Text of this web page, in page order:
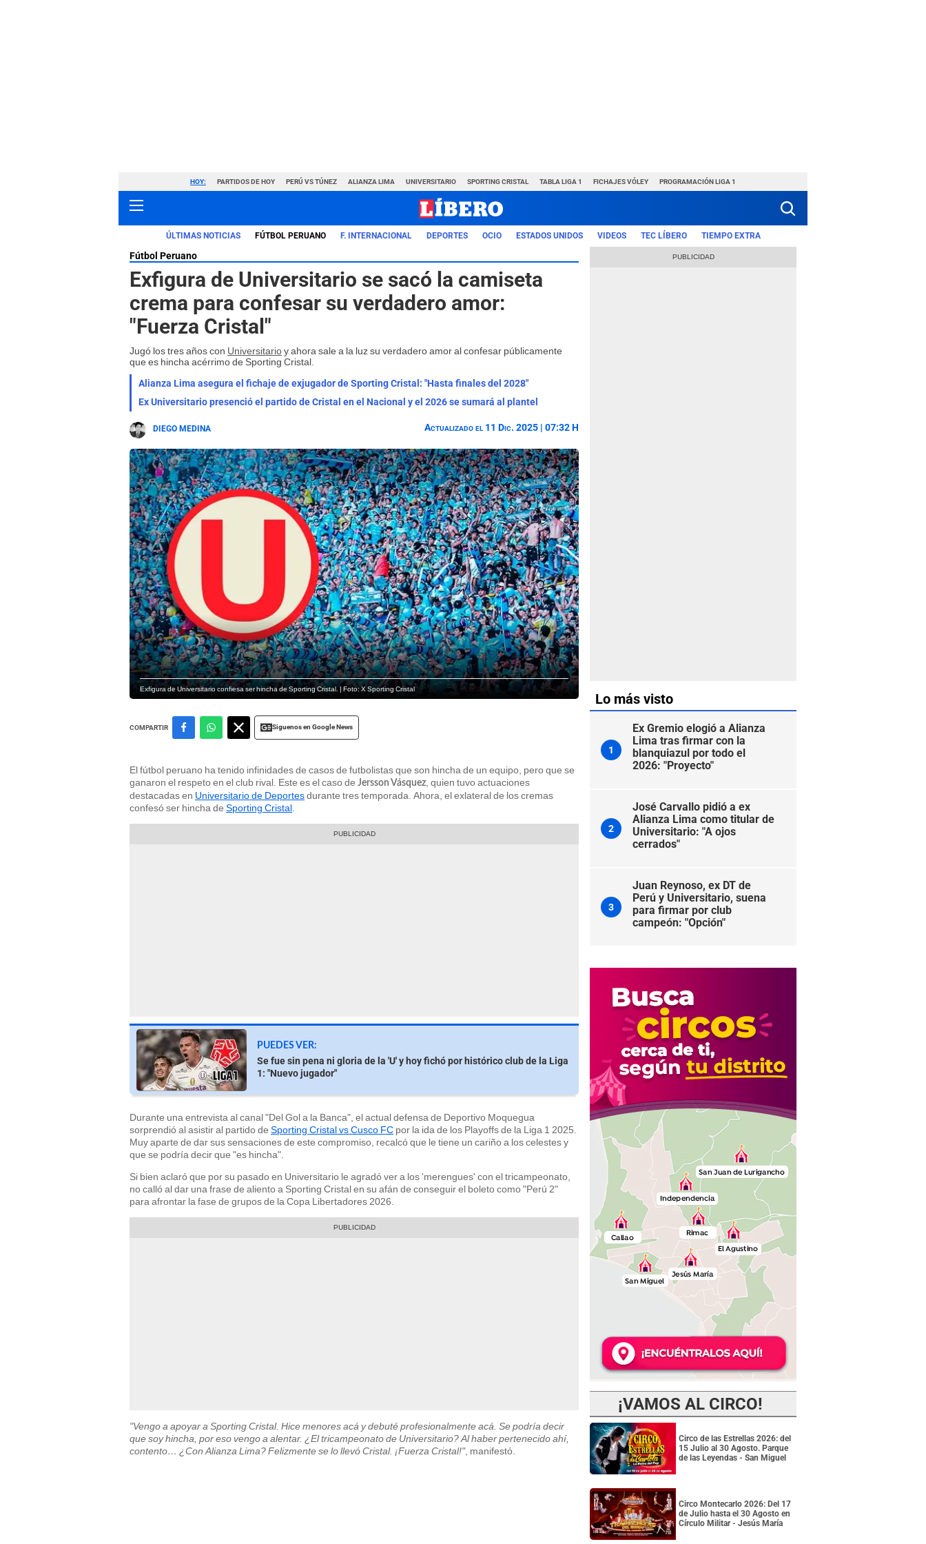
HOY: PARTIDOS DE HOY PERÚ VS TÚNEZ ALIANZA LIMA UNIVERSITARIO SPORTING CRISTAL TABLA LIGA 1 FICHAJES VÓLEY PROGRAMACIÓN LIGA 1
ÚLTIMAS NOTICIAS FÚTBOL PERUANO F. INTERNACIONAL DEPORTES OCIO ESTADOS UNIDOS VIDEOS TEC LÍBERO TIEMPO EXTRA
Fútbol Peruano
Exfigura de Universitario se sacó la camiseta
crema para confesar su verdadero amor:
"Fuerza Cristal"
Jugó los tres años con Universitarioy ahora sale a la luz su verdadero amor al confesar públicamente
que es hincha acérrimo de Sporting Cristal.
Alianza Lima asegura el fichaje de exjugador de Sporting Cristal: "Hasta finales del 2028"
Ex Universitario presenció el partido de Cristal en el Nacional y el 2026 se sumará al plantel
DIEGO MEDINA Actualizado el 11 Dic. 2025 | 07:32 H
Exfigura de Universitario confiesa ser hincha de Sporting Cristal. | Foto: X Sporting Cristal
COMPARTIR Siguenos en Google News
El fútbol peruano ha tenido infinidades de casos de futbolistas que son hincha de un equipo, pero que se
ganaron el respeto en el club rival. Este es el caso de Jersson Vásquez , quien tuvo actuaciones
destacadas en Universitario de Deportesdurante tres temporada. Ahora, el exlateral de los cremas
confesó ser hincha de Sporting Cristal
PUEDES VER:
Se fue sin pena ni gloria de la 'U' y hoy fichó por histórico club de la Liga
1: "Nuevo jugador"
Durante una entrevista al canal "Del Gol a la Banca", el actual defensa de Deportivo Moquegua
sorprendió al asistir al partido de Sporting Cristal vs Cusco FC por la ida de los Playoffs de la Liga 1 2025.
Muy aparte de dar sus sensaciones de este compromiso, recalcó que le tiene un cariño a los celestes y
que se podría decir que "es hincha".
Si bien aclaró que por su pasado en Universitario le agradó ver a los 'merengues' con el tricampeonato,
no calló al dar una frase de aliento a Sporting Cristal en su afán de conseguir el boleto como "Perú 2"
para afrontar la fase de grupos de la Copa Libertadores 2026.
"Vengo a apoyar a Sporting Cristal. Hice menores acá y debuté profesionalmente acá. Se podría decir
que soy hincha, por eso vengo a alentar. ¿El tricampeonato de Universitario? Al haber pertenecido ahí,
contento… ¿Con Alianza Lima? Felizmente se lo llevó Cristal. ¡Fuerza Cristal!", manifestó.
Lo más visto
1
Ex Gremio elogió a Alianza
Lima tras firmar con la
blanquiazul por todo el
2026: "Proyecto"
2
José Carvallo pidió a ex
Alianza Lima como titular de
Universitario: "A ojos
cerrados"
3
Juan Reynoso, ex DT de
Perú y Universitario, suena
para firmar por club
campeón: "Opción"
¡VAMOS AL CIRCO!
Circo de las Estrellas 2026: del
15 Julio al 30 Agosto. Parque
de las Leyendas - San Miguel
Circo Montecarlo 2026: Del 17
de Julio hasta el 30 Agosto en
Círculo Militar - Jesús María